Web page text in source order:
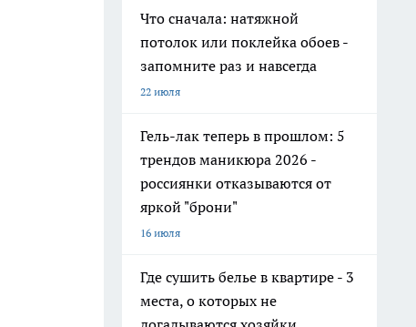
Что сначала: натяжной
потолок или поклейка обоев -
запомните раз и навсегда
22 июля
Гель-лак теперь в прошлом: 5
трендов маникюра 2026 -
россиянки отказываются от
яркой "брони"
16 июля
Где сушить белье в квартире - 3
места, о которых не